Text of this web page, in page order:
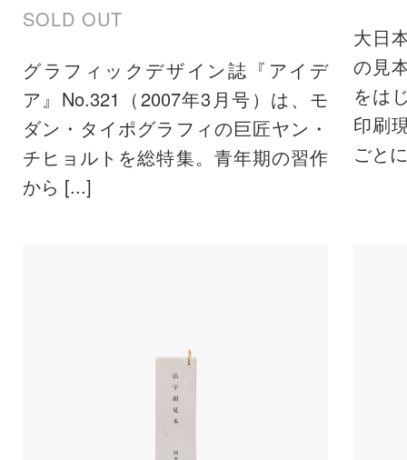
SOLD OUT
グラフィックデザイン誌『アイデ
ア』No.321（2007年3月号）は、モ
ダン・タイポグラフィの巨匠ヤン・
チヒョルトを総特集。青年期の習作
から [...]
大日
の見
をは
印刷
ごと